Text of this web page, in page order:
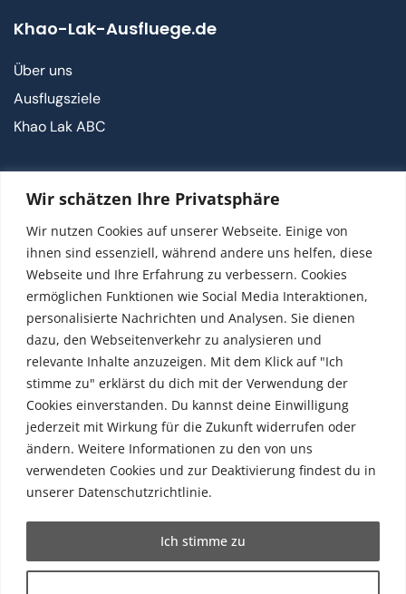
Wir schätzen Ihre Privatsphäre
Wir nutzen Cookies auf unserer Webseite. Einige von
ihnen sind essenziell, während andere uns helfen, diese
Webseite und Ihre Erfahrung zu verbessern. Cookies
ermöglichen Funktionen wie Social Media Interaktionen,
personalisierte Nachrichten und Analysen. Sie dienen
dazu, den Webseitenverkehr zu analysieren und
relevante Inhalte anzuzeigen. Mit dem Klick auf "Ich
stimme zu" erklärst du dich mit der Verwendung der
Cookies einverstanden. Du kannst deine Einwilligung
jederzeit mit Wirkung für die Zukunft widerrufen oder
ändern. Weitere Informationen zu den von uns
verwendeten Cookies und zur Deaktivierung findest du in
unserer Datenschutzrichtlinie.
Ich stimme zu
Khao-Lak-Ausfluege.de
Über uns
Ausflugsziele
Khao Lak ABC
FAQ
Kontakt
Social
© Copyright Satoom 2005–2026 · TAT-Lizenz
34/03011
Impressum·Datenschutz